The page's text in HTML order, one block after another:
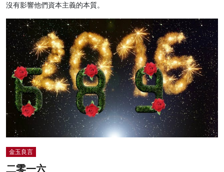
沒有影響他們資本主義的本質。
金玉良言
二零一六